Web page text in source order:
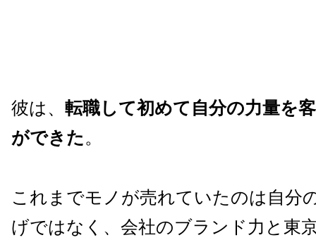
彼は、 転職して初めて自分の力量を
ができた。
これまでモノが売れていたのは自分
げではなく、会社のブランド力と東